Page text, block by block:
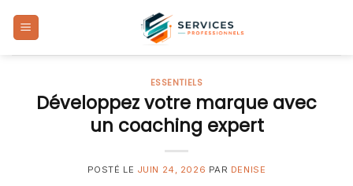
ESSENTIELS
Développez votre marque avec
un coaching expert
POSTÉ LE JUIN 24, 2026 PAR DENISE